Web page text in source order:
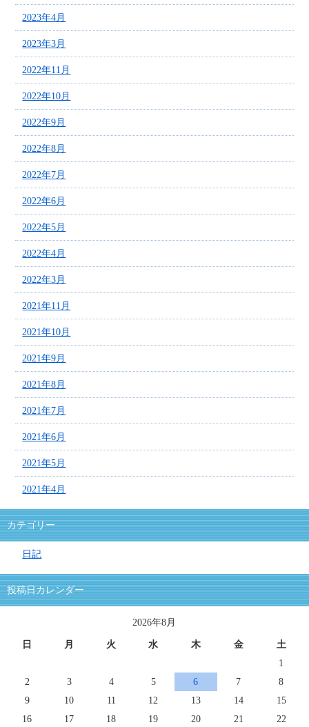
2023年4月
2023年3月
2022年11月
2022年10月
2022年9月
2022年8月
2022年7月
2022年6月
2022年5月
2022年4月
2022年3月
2021年11月
2021年10月
2021年9月
2021年8月
2021年7月
2021年6月
2021年5月
2021年4月
カテゴリー
日記
投稿日カレンダー
2026年8月
日 月 火 水 木 金
土
1
2
3 4 5 6 7
8
9
10 11 12 13 14
15
16
17 18 19 20 21 22